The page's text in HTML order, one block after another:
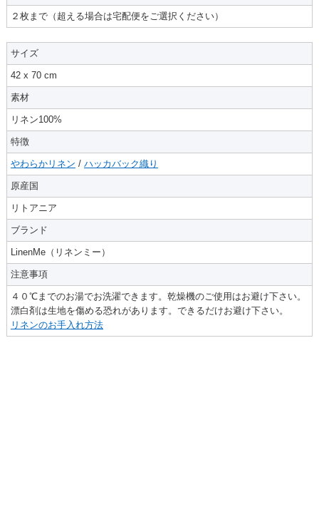
２枚まで（超える場合は宅配便をご選択ください）
サイズ
42 x 70 cm
素材
リネン100%
特徴
やわらかリネン / ハッカバック織り
原産国
リトアニア
ブランド
LinenMe（リネンミー）
注意事項
４０℃までのお湯でお洗濯できます。乾燥機のご使用はお避け下さい。
漂白剤は生地を傷める恐れがあります。できるだけお避け下さい。
リネンのお手入れ方法